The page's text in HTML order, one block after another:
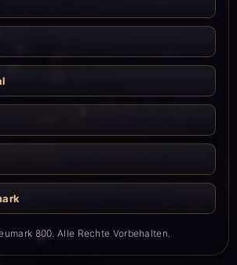
800. Alle Rechte Vorbehalten.